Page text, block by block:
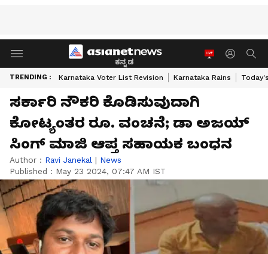
ಕನ್ನಡ
TRENDING : Karnataka Voter List Revision Karnataka Rains
ಸರ್ಕಾರಿ ನೌಕರಿ ಕೊಡಿಸುವುದಾಗಿ
ಕೋಟ್ಯಂತರ ರೂ. ವಂಚನೆ; ಡಾ ಅಜಯ್
ಸಿಂಗ್ ಮಾಜಿ ಆಪ್ತ ಸಹಾಯಕ ಬಂಧನ
Author : Ravi Janekal | News
Published : May 23 2024, 07:47 AM IST